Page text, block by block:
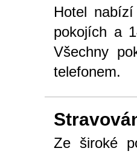
Hotel
pokojích a
Všechny
telefonem.
Ze široké